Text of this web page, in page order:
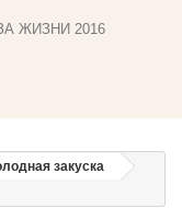
ЖИЗНИ 2016
закуска